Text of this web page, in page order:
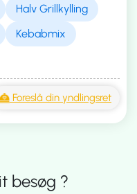
Halv Grillkylling
Kebabmix
Foreslå din yndlingsret
besøg ?